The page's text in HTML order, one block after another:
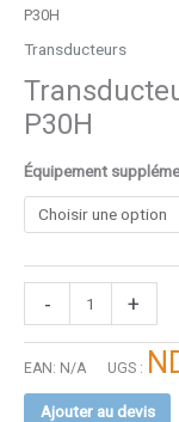
P30H
Transducteurs
P30H
Équipement
- +
EAN: N/A UGS :
Ajouter au devis